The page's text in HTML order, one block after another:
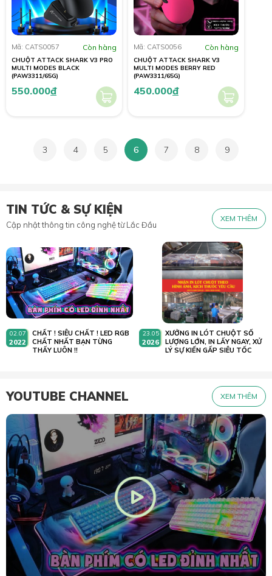
Mã: CATS0057 Còn hàng
CHUỘT ATTACK SHARK V3 PRO
MULTI MODES BLACK
(PAW3311/65G)
550.000đ
Mã: CATS0056 Còn hàng
CHUỘT ATTACK SHARK V3
MULTI MODES BERRY RED
(PAW3311/65G)
450.000đ
3 4 5 6 7 8 9
TIN TỨC & SỰ KIỆN
Cập nhật thông tin công nghệ từ Lắc Đầu
XEM THÊM
02.07
2022
CHẤT ! SIÊU CHẤT ! LED RGB
CHẤT NHẤT BẠN TỪNG
THẤY LUÔN !!
23.05
2026
XƯỞNG IN LÓT CHUỘT SỐ
LƯỢNG LỚN, IN LẤY NGAY, XỬ
LÝ SỰ KIẾN GẤP SIÊU TỐC
YOUTUBE CHANNEL XEM THÊM